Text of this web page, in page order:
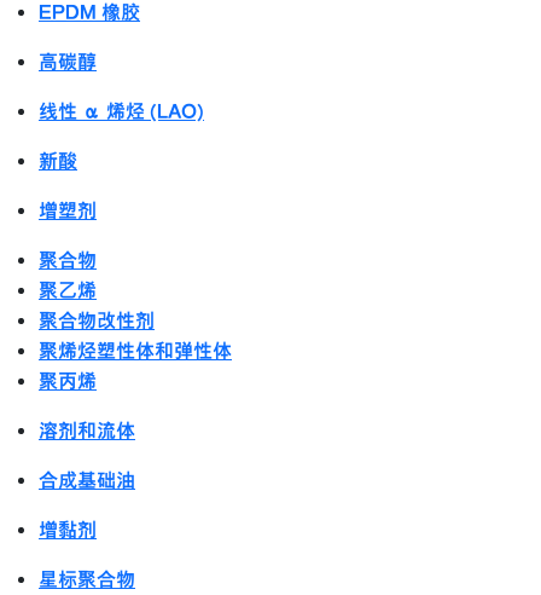
EPDM 橡胶
高碳醇
线性 α 烯烃 (LAO)
新酸
增塑剂
聚合物
聚乙烯
聚合物改性剂
聚烯烃塑性体和弹性体
聚丙烯
溶剂和流体
合成基础油
增黏剂
星标聚合物